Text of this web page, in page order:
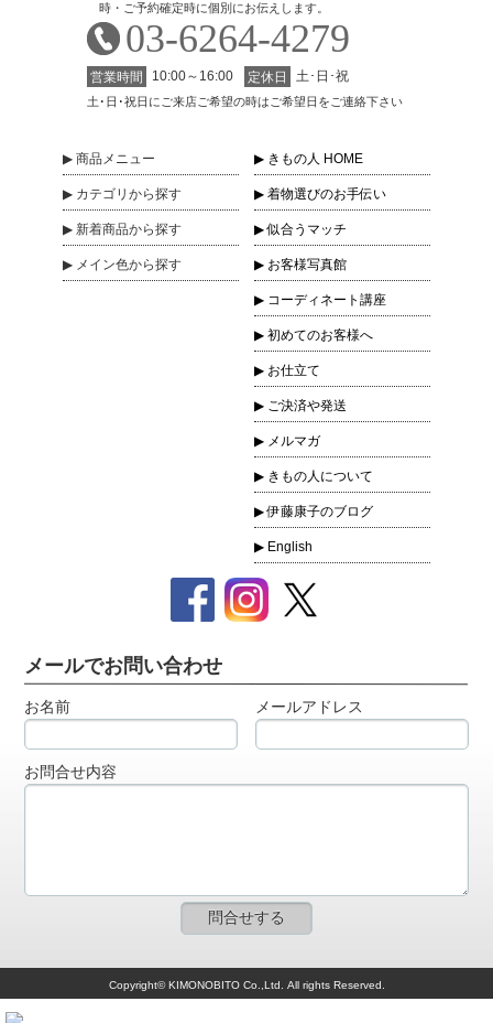
時・ご予約確定時に個別にお伝えします。
03-6264-4279
営業時間 10:00～16:00 定休日 土･日･祝
土･日･祝日にご来店ご希望の時はご希望日をご連絡下さい
商品 メニュー
カテゴリ から探す
新着商品から探す
メイン色から探す
きもの人 HOME
着物選びのお手伝い
似合うマッチ
お客様写真館
コーディネート講座
初めてのお客様へ
お仕立て
ご決済や発送
メルマガ
きもの人について
伊藤康子のブログ
English
メールでお問い合わせ
お名前 メールアドレス
お問合せ内容
Copyright© KIMONOBITO Co.,Ltd. All rights Reserved.